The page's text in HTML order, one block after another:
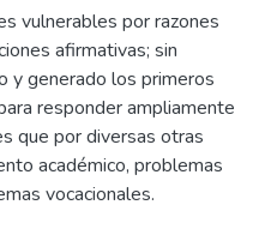
vulnerables por razones
afirmativas; sin
y generado los primeros
responder ampliamente
que por diversas otras
académico, problemas
vocacionales.